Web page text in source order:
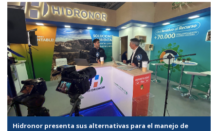
Hidronor presenta sus alternativas para el manejo de